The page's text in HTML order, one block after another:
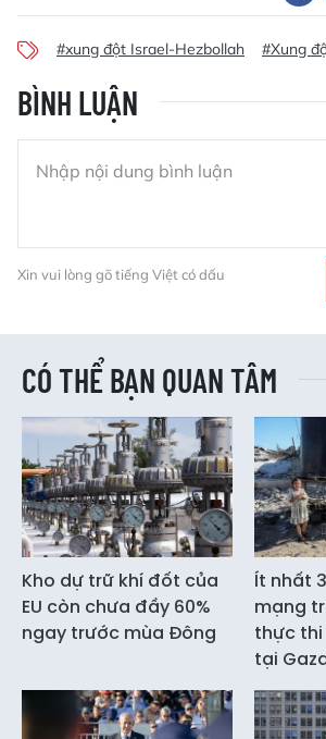
#xung đột Israel-Hezbollah #Xung
BÌNH LUẬN
Xin vui lòng gõ tiếng Việt có dấu
CÓ THỂ BẠN QUAN TÂM
Kho dự trữ khí đốt của
EU còn chưa đầy 60%
ngay trước mùa Đông
Ít nhất
mạng
thực thi
tại